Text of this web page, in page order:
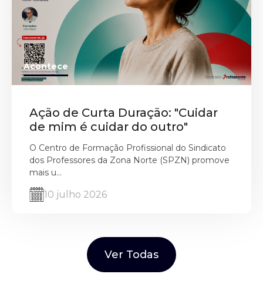
Acontece
Ação de Curta Duração: "Cuidar
de mim é cuidar do outro"
O Centro de Formação Profissional do Sindicato
dos Professores da Zona Norte (SPZN) promove
mais u...
10 julho 2026
Ver Todas